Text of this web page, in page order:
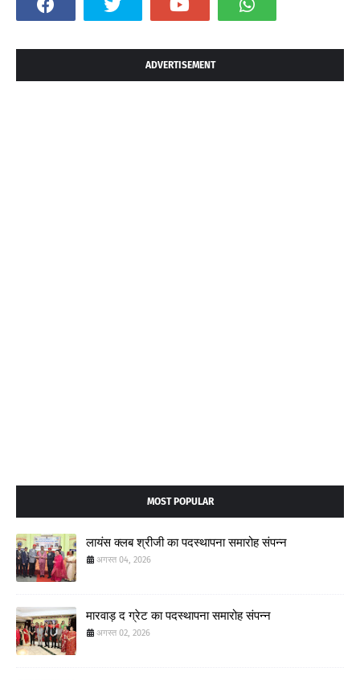
ADVERTISEMENT
MOST POPULAR
लायंस क्लब श्रीजी का पदस्थापना समारोह संपन्न
अगस्त 04, 2026
मारवाड़ द ग्रेट का पदस्थापना समारोह संपन्न
अगस्त 02, 2026